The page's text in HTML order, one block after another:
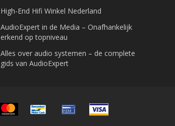
High-End Hifi Winkel Nederland
AudioExpert in de Media – Onafhankelijk
erkend op topniveau
Alles over audio systemen – de complete
gids van AudioExpert